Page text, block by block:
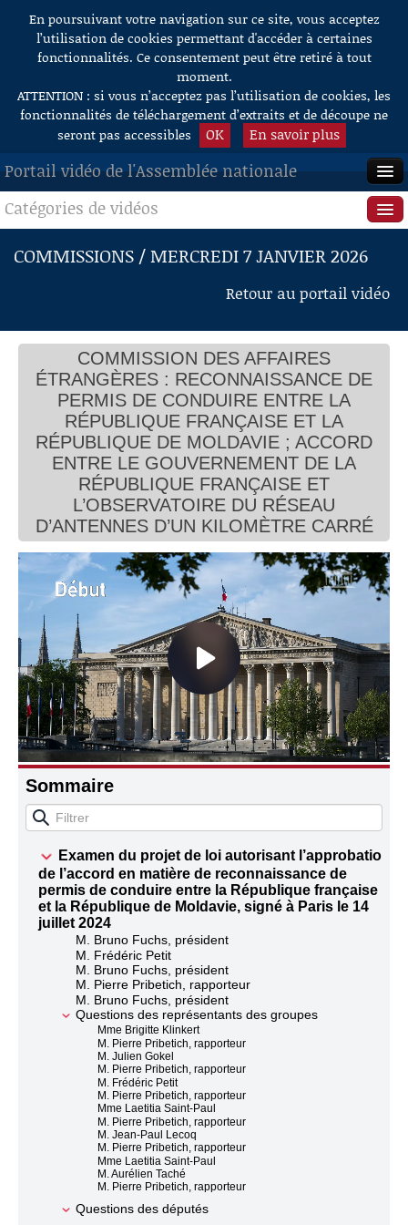
Aller au contenu
En poursuivant votre navigation sur ce site, vous acceptez
l’utilisation de cookies permettant d'accéder à certaines
fonctionnalités. Ce consentement peut être retiré à tout
moment.
ATTENTION : si vous n’acceptez pas l’utilisation de cookies, les
fonctionnalités de téléchargement d’extraits et de découpe ne
seront pas accessibles
OK En savoir plus
Portail vidéo de l'Assemblée nationale
ACCUEIL
EN DIRECT
RECHERCHE
AIDE À LA DÉCOUPE
DE VIDÉOS
Catégories de vidéos
Séance publique
Questions au Gouvernement
Commissions
Présidence
Évènements
Connaissance, Histoire
Autres
COMMISSIONS / MERCREDI 7 JANVIER 2026
Retour au portail vidéo
COMMISSION DES AFFAIRES
ÉTRANGÈRES : RECONNAISSANCE DE
PERMIS DE CONDUIRE ENTRE LA
RÉPUBLIQUE FRANÇAISE ET LA
RÉPUBLIQUE DE MOLDAVIE ; ACCORD
ENTRE LE GOUVERNEMENT DE LA
RÉPUBLIQUE FRANÇAISE ET
L’OBSERVATOIRE DU RÉSEAU
D’ANTENNES D’UN KILOMÈTRE CARRÉ
Sommaire
Examen du projet de loi autorisant l’approbation
de l’accord en matière de reconnaissance de
permis de conduire entre la République française
et la République de Moldavie, signé à Paris le 14
juillet 2024
M. Bruno Fuchs, président
M. Frédéric Petit
M. Bruno Fuchs, président
M. Pierre Pribetich, rapporteur
M. Bruno Fuchs, président
Questions des représentants des groupes
Mme Brigitte Klinkert
M. Pierre Pribetich, rapporteur
M. Julien Gokel
M. Pierre Pribetich, rapporteur
M. Frédéric Petit
M. Pierre Pribetich, rapporteur
Mme Laetitia Saint-Paul
M. Pierre Pribetich, rapporteur
M. Jean-Paul Lecoq
M. Pierre Pribetich, rapporteur
Mme Laetitia Saint-Paul
M. Aurélien Taché
M. Pierre Pribetich, rapporteur
Questions des députés